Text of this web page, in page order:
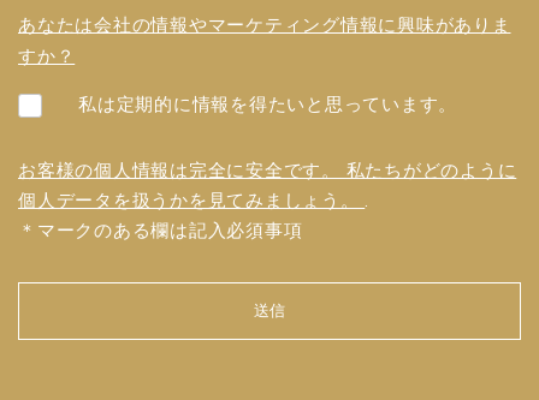
あなたは会社の情報やマーケティング情報に興味がありま
すか？
私は定期的に情報を得たいと思っています。
お客様の個人情報は完全に安全です。 私たちがどのように
個人データを扱うかを見てみましょう。 .
＊マークのある欄は記入必須事項
送信